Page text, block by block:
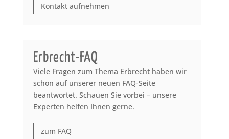
Kontakt aufnehmen
Erbrecht-FAQ
Viele Fragen zum Thema Erbrecht haben wir
schon auf unserer neuen FAQ-Seite
beantwortet. Schauen Sie vorbei – unsere
Experten helfen Ihnen gerne.
zum FAQ